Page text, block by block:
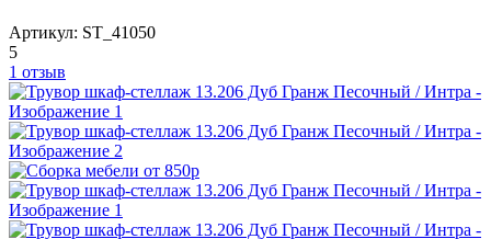
Артикул: ST_41050
5
1 отзыв